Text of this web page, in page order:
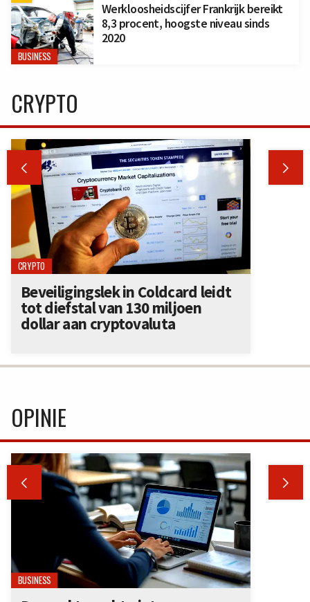
BUSINESS
Werkloosheidscijfer Frankrijk bereikt
8,3 procent, hoogste niveau sinds
2020
CRYPTO
 
CRYPTO
Beveiligingslek in Coldcard leidt
tot diefstal van 130 miljoen
dollar aan cryptovaluta
OPINIE
 
BUSINESS